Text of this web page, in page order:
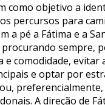
como objetivo a
percursos para
a pé a Fátima e a
sempre,
e comodidade, evitar
e optar por
preferencialmente,
A direção de